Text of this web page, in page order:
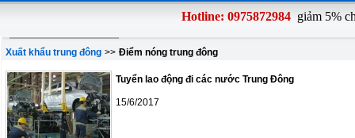
Hotline: 0975872984giảm 5% chi
Xuất khẩu trung đông >> Điểm nóng trung đông
Tuyển lao động đi các nước Trung Đông
15/6/2017